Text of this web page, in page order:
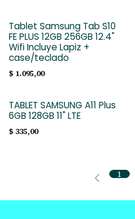
Tablet Samsung Tab S10
FE PLUS 12GB 256GB 12.4"
Wifi Incluye Lapiz +
case/teclado
$ 1.095,00
TABLET SAMSUNG A11 Plus
6GB 128GB 11" LTE
$ 335,00
1